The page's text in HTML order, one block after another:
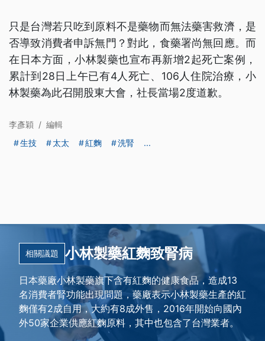
只是台灣若只吃到原料不是藥物而無法藥害救濟，是
否導致消費者申訴無門？對此，食藥署尚無回應。而
在日本方面，小林製藥也宣布再新增2起死亡案例，
累計到28日上午已有4人死亡、106人住院治療，小
林製藥為此召開股東大會，社長當場2度道歉。
李彥穎 / 編輯
生技
太太 紅麴 洗腎 ...
相關議題 小林製藥紅麴致腎病
日本藥廠小林製藥旗下含有紅麴的健康食品，造成13
名消費者腎功能出現問題，藥廠表示小林製藥生產的紅
麴僅有2成自用，大約有8成外售，2016年開始向國內
外50家企業供應紅麴原料，其中也包含了台灣業者。